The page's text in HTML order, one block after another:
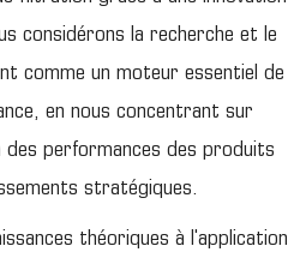
considérons la recherche et le
comme un moteur essentiel de
en nous concentrant sur
des performances des produits
stratégiques.
théoriques à l'application